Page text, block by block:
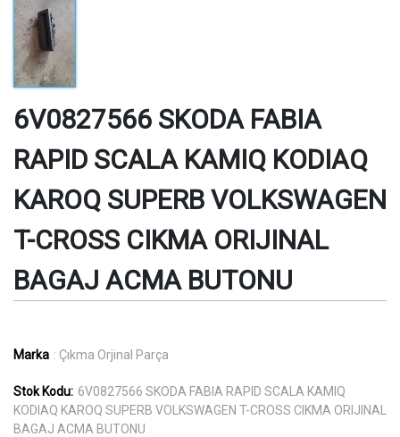
6V0827566 SKODA FABIA
RAPID SCALA KAMIQ KODIAQ
KAROQ SUPERB VOLKSWAGEN
T-CROSS CIKMA ORIJINAL
BAGAJ ACMA BUTONU
Marka : Çıkma Orjinal Parça
Stok Kodu: 6V0827566 SKODA FABIA RAPID SCALA KAMIQ
KODIAQ KAROQ SUPERB VOLKSWAGEN T-CROSS CIKMA ORIJINAL
BAGAJ ACMA BUTONU